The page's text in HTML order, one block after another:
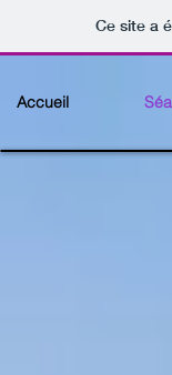
Ce site a
Accueil